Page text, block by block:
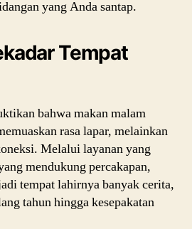
yang Anda santap.
Tempat
bahwa makan malam
rasa lapar, melainkan
Melalui layanan yang
mendukung percakapan,
tempat lahirnya banyak cerita,
tahun hingga kesepakatan